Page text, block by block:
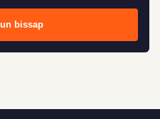
bissap